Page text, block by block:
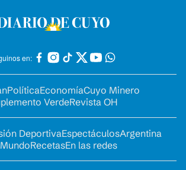
en:
PolíticaEconomíaCuyo Minero
VerdeRevista OH
DeportivaEspectáculosArgentina
RecetasEn las redes